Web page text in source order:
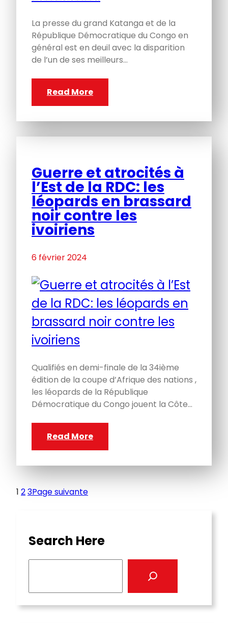
La presse du grand Katanga et de la
République Démocratique du Congo en
général est en deuil avec la disparition
de l’un de ses meilleurs…
Read More
Guerre et atrocités à
l’Est de la RDC: les
léopards en brassard
noir contre les
ivoiriens
6 février 2024
Qualifiés en demi-finale de la 34ième
édition de la coupe d’Afrique des nations ,
les léopards de la République
Démocratique du Congo jouent la Côte…
Read More
1 23Page suivante
Search Here